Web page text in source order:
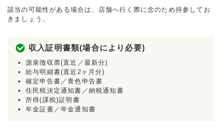
該当の可能性がある場合は、店舗へ行く際に念のため持参してお
きましょう。
収入証明書類(場合により必要)
源泉徴収票(直近／最新分)
給与明細書(直近2ヶ月分)
確定申告書／青色申告書
住民税決定通知書／納税通知書
所得(課税)証明書
年金証書／年金通知書